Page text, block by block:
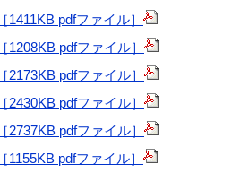
pdfファイル］
pdfファイル］
pdfファイル］
pdfファイル］
pdfファイル］
pdfファイル］